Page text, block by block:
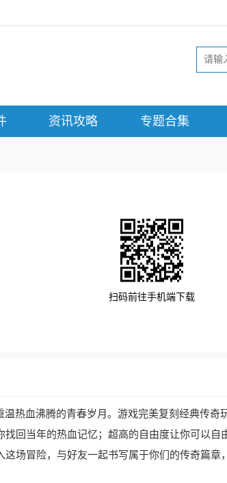
资讯攻略 专题合集
扫码前往手机端下载
热血沸腾的青春岁月。游戏完美复刻经典传奇
回当年的热血记忆；超高的自由度让你可以自
场冒险，与好友一起书写属于你们的传奇篇章